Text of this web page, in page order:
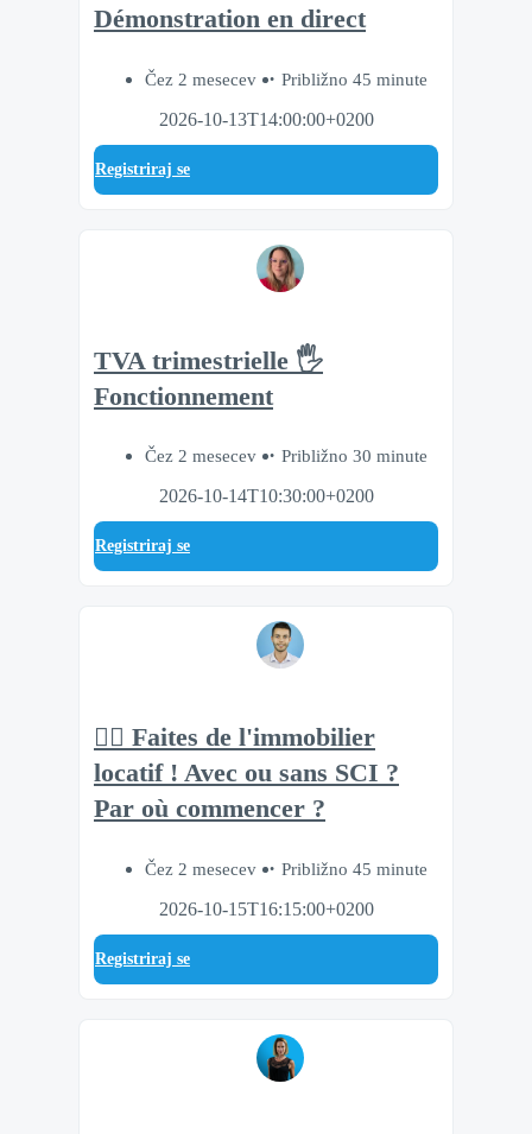
Démonstration en direct
Čez 2 mesecev
Približno 45 minute
2026-10-13T14:00:00+0200
Registriraj se
TVA trimestrielle 🖐
Fonctionnement
Čez 2 mesecev
Približno 30 minute
2026-10-14T10:30:00+0200
Registriraj se
👷‍♂️ Faites de l'immobilier
locatif ! Avec ou sans SCI ?
Par où commencer ?
Čez 2 mesecev
Približno 45 minute
2026-10-15T16:15:00+0200
Registriraj se